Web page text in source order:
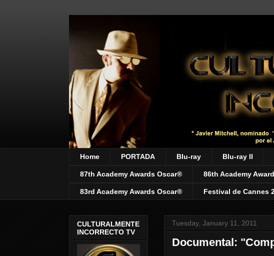
Home PORTADA Blu-ray Blu-ray II
87th Academy Awards Oscar® 86th Academy
83rd Academy Awards Oscar® Festival de Cannes
Tuesday, January 11, 2011
Documental:
CULTURALMENTE
INCORRECTO TV